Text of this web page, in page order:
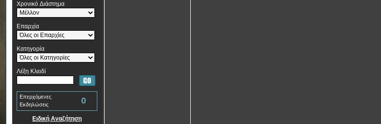
Χρονικό Διάστημα
Επαρχία
Κατηγορία
Λέξη Κλειδί
Επερχόμενες
Εκδηλώσεις
0
Ειδική Αναζήτηση